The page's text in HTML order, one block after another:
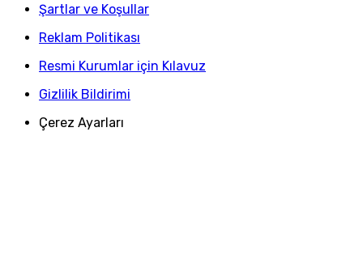
Şartlar ve Koşullar
Reklam Politikası
Resmi Kurumlar için Kılavuz
Gizlilik Bildirimi
Çerez Ayarları